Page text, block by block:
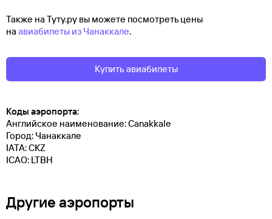
Также на Туту.ру вы можете посмотреть цены
на авиабилеты из Чанаккале.
Купить авиабилеты
Коды аэропорта:
Английское наименование: Canakkale
Город: Чанаккале
IATA: CKZ
ICAO: LTBH
Другие аэропорты